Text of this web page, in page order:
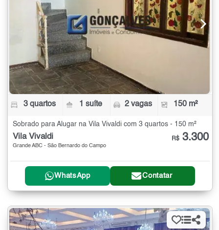
3 quartos 1 suíte 2 vagas 150 m²
Sobrado para Alugar na Vila Vivaldi com 3 quartos - 150 m²
Vila Vivaldi
Grande ABC - São Bernardo do Campo
R$ 3.300
WhatsApp Contatar